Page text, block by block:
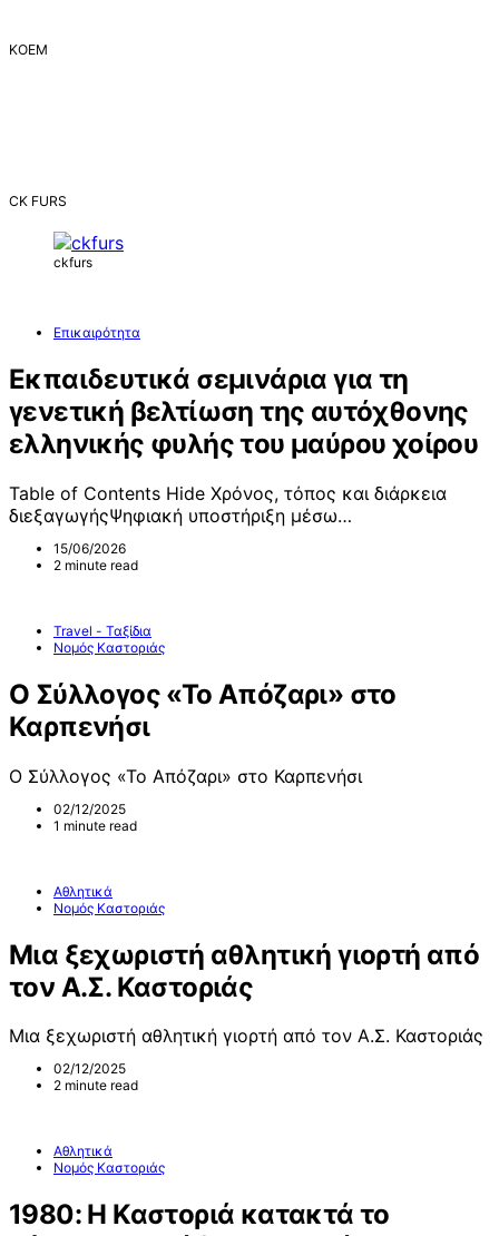
ΚΟΕΜ
CK FURS
ckfurs
Επικαιρότητα
Εκπαιδευτικά σεμινάρια για τη
γενετική βελτίωση της αυτόχθονης
ελληνικής φυλής του μαύρου χοίρου
Table of Contents Hide Χρόνος, τόπος και διάρκεια
διεξαγωγήςΨηφιακή υποστήριξη μέσω…
15/06/2026
2 minute read
Travel - Ταξίδια
Νομός Καστοριάς
Ο Σύλλογος «Το Απόζαρι» στο
Καρπενήσι
Ο Σύλλογος «Το Απόζαρι» στο Καρπενήσι
02/12/2025
1 minute read
Αθλητικά
Νομός Καστοριάς
Μια ξεχωριστή αθλητική γιορτή από
τον Α.Σ. Καστοριάς
Μια ξεχωριστή αθλητική γιορτή από τον Α.Σ. Καστοριάς
02/12/2025
2 minute read
Αθλητικά
Νομός Καστοριάς
1980: Η Καστοριά κατακτά το